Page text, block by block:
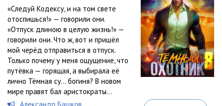
«Следуй Кодексу, и на том свете
отоспишься!» — говорили они.
«Отпуск длиною в целую жизнь!» —
говорили они. Что ж, вот и пришёл
мой черёд отправиться в отпуск.
Только почему у меня ощущение, что
путёвка — горящая, а выбирала её
лично Тёмная су… богиня? В новом
мире правят бал аристократы...